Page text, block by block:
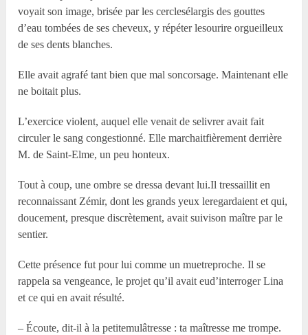
voyait son image, brisée par les cerclesélargis des gouttes
d’eau tombées de ses cheveux, y répéter lesourire orgueilleux
de ses dents blanches.
Elle avait agrafé tant bien que mal soncorsage. Maintenant elle
ne boitait plus.
L’exercice violent, auquel elle venait de selivrer avait fait
circuler le sang congestionné. Elle marchaitfièrement derrière
M. de Saint-Elme, un peu honteux.
Tout à coup, une ombre se dressa devant lui.Il tressaillit en
reconnaissant Zémir, dont les grands yeux leregardaient et qui,
doucement, presque discrètement, avait suivison maître par le
sentier.
Cette présence fut pour lui comme un muetreproche. Il se
rappela sa vengeance, le projet qu’il avait eud’interroger Lina
et ce qui en avait résulté.
– Écoute, dit-il à la petitemulâtresse : ta maîtresse me trompe.